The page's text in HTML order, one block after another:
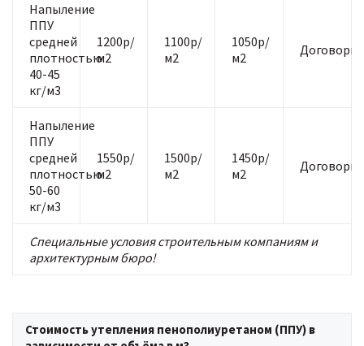
Напыление
ППУ
средней
плотностью
40-45
кг/м3
1200р/
м2
1100р/
м2
1050р/
м2
Напыление
ППУ
средней
плотностью
50-60
кг/м3
1550р/
м2
1500р/
м2
1450р/
м2
Специальные условия строительным компаниям и
архитектурным бюро!
Стоимость утепления пенополиуретаном (ППУ) в